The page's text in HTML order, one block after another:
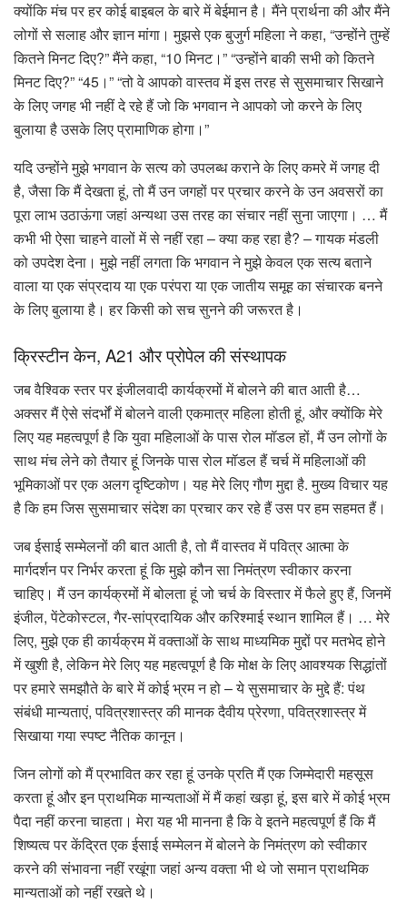
क्योंकि मंच पर हर कोई बाइबल के बारे में बेईमान है। मैंने प्रार्थना की और मैंने
लोगों से सलाह और ज्ञान मांगा। मुझसे एक बुजुर्ग महिला ने कहा, “उन्होंने तुम्हें
कितने मिनट दिए?” मैंने कहा, “10 मिनट।” “उन्होंने बाकी सभी को कितने
मिनट दिए?” “45।” “तो वे आपको वास्तव में इस तरह से सुसमाचार सिखाने
के लिए जगह भी नहीं दे रहे हैं जो कि भगवान ने आपको जो करने के लिए
बुलाया है उसके लिए प्रामाणिक होगा।”
यदि उन्होंने मुझे भगवान के सत्य को उपलब्ध कराने के लिए कमरे में जगह दी
है, जैसा कि मैं देखता हूं, तो मैं उन जगहों पर प्रचार करने के उन अवसरों का
पूरा लाभ उठाऊंगा जहां अन्यथा उस तरह का संचार नहीं सुना जाएगा। … मैं
कभी भी ऐसा चाहने वालों में से नहीं रहा – क्या कह रहा है? – गायक मंडली
को उपदेश देना। मुझे नहीं लगता कि भगवान ने मुझे केवल एक सत्य बताने
वाला या एक संप्रदाय या एक परंपरा या एक जातीय समूह का संचारक बनने
के लिए बुलाया है। हर किसी को सच सुनने की जरूरत है।
क्रिस्टीन केन, A21 और प्रोपेल की संस्थापक
जब वैश्विक स्तर पर इंजीलवादी कार्यक्रमों में बोलने की बात आती है…
अक्सर मैं ऐसे संदर्भों में बोलने वाली एकमात्र महिला होती हूं, और क्योंकि मेरे
लिए यह महत्वपूर्ण है कि युवा महिलाओं के पास रोल मॉडल हों, मैं उन लोगों के
साथ मंच लेने को तैयार हूं जिनके पास रोल मॉडल हैं चर्च में महिलाओं की
भूमिकाओं पर एक अलग दृष्टिकोण। यह मेरे लिए गौण मुद्दा है. मुख्य विचार यह
है कि हम जिस सुसमाचार संदेश का प्रचार कर रहे हैं उस पर हम सहमत हैं।
जब ईसाई सम्मेलनों की बात आती है, तो मैं वास्तव में पवित्र आत्मा के
मार्गदर्शन पर निर्भर करता हूं कि मुझे कौन सा निमंत्रण स्वीकार करना
चाहिए। मैं उन कार्यक्रमों में बोलता हूं जो चर्च के विस्तार में फैले हुए हैं, जिनमें
इंजील, पेंटेकोस्टल, गैर-सांप्रदायिक और करिश्माई स्थान शामिल हैं। … मेरे
लिए, मुझे एक ही कार्यक्रम में वक्ताओं के साथ माध्यमिक मुद्दों पर मतभेद होने
में खुशी है, लेकिन मेरे लिए यह महत्वपूर्ण है कि मोक्ष के लिए आवश्यक सिद्धांतों
पर हमारे समझौते के बारे में कोई भ्रम न हो – ये सुसमाचार के मुद्दे हैं: पंथ
संबंधी मान्यताएं, पवित्रशास्त्र की मानक दैवीय प्रेरणा, पवित्रशास्त्र में
सिखाया गया स्पष्ट नैतिक कानून।
जिन लोगों को मैं प्रभावित कर रहा हूं उनके प्रति मैं एक जिम्मेदारी महसूस
करता हूं और इन प्राथमिक मान्यताओं में मैं कहां खड़ा हूं, इस बारे में कोई भ्रम
पैदा नहीं करना चाहता। मेरा यह भी मानना ​​है कि वे इतने महत्वपूर्ण हैं कि मैं
शिष्यत्व पर केंद्रित एक ईसाई सम्मेलन में बोलने के निमंत्रण को स्वीकार
करने की संभावना नहीं रखूंगा जहां अन्य वक्ता भी थे जो समान प्राथमिक
मान्यताओं को नहीं रखते थे।